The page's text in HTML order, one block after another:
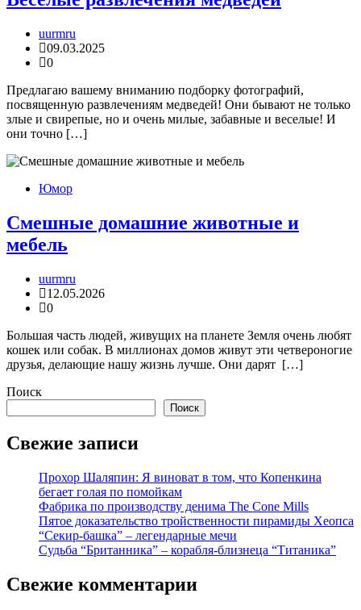
uurmru
09.03.2025
0
Предлагаю вашему вниманию подборку фотографий,
посвященную развлечениям медведей! Они бывают не только
злые и свирепые, но и очень милые, забавные и веселые! И
они точно […]
Юмор
Смешные домашние животные и
мебель
uurmru
12.05.2026
0
Большая часть людей, живущих на планете Земля очень любят
кошек или собак. В миллионах домов живут эти четвероногие
друзья, делающие нашу жизнь лучше. Они дарят […]
Поиск
Поиск
Свежие записи
Прохор Шаляпин: Я виноват в том, что Копенкина
бегает голая по помойкам
Фабрика по производству денима The Cone Mills
Пятое доказательство тройственности пирамиды Хеопса
“Секир-башка” – легендарные мечи
Судьба “Британника” – корабля-близнеца “Титаника”
Свежие комментарии